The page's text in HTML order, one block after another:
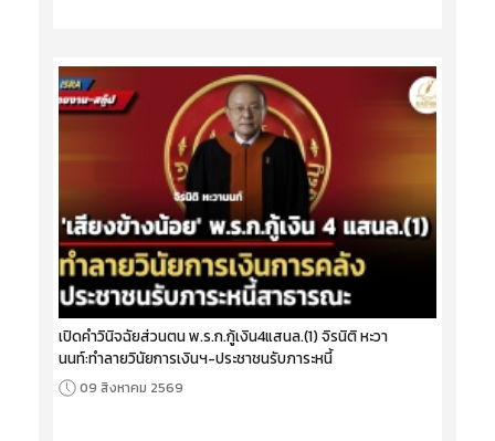
เปิดคำวินิจฉัยส่วนตน พ.ร.ก.กู้เงิน4แสนล.(1) จิรนิติ หะวา
นนท์:ทำลายวินัยการเงินฯ-ประชาชนรับภาระหนี้
09 สิงหาคม 2569